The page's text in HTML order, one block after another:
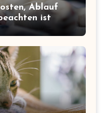
Ablauf
ist